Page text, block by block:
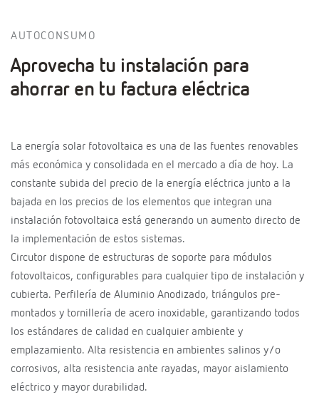
AUTOCONSUMO
Aprovecha tu instalación para
ahorrar en tu factura eléctrica
La energía solar fotovoltaica es una de las fuentes renovables
más económica y consolidada en el mercado a día de hoy. La
constante subida del precio de la energía eléctrica junto a la
bajada en los precios de los elementos que integran una
instalación fotovoltaica está generando un aumento directo de
la implementación de estos sistemas.
Circutor dispone de estructuras de soporte para módulos
fotovoltaicos, configurables para cualquier tipo de instalación y
cubierta. Perfilería de Aluminio Anodizado, triángulos pre-
montados y tornillería de acero inoxidable, garantizando todos
los estándares de calidad en cualquier ambiente y
emplazamiento. Alta resistencia en ambientes salinos y/o
corrosivos, alta resistencia ante rayadas, mayor aislamiento
eléctrico y mayor durabilidad.